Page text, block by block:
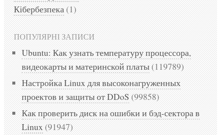
Кібербезпека(1)
ПОПУЛЯРНІ ЗАПИСИ
Ubuntu: Как узнать температуру процессора,
видеокарты и материнской платы(119789)
Настройка Linux для высоконагруженных
проектов и защиты от DDoS(99858)
Как проверить диск на ошибки и бэд-сектора в
Linux(91947)